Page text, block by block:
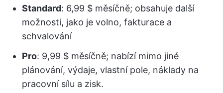
Standard: 6,99 $ měsíčně; obsahuje další
možnosti, jako je volno, fakturace a
schvalování
Pro: 9,99 $ měsíčně; nabízí mimo jiné
plánování, výdaje, vlastní pole, náklady na
pracovní sílu a zisk.